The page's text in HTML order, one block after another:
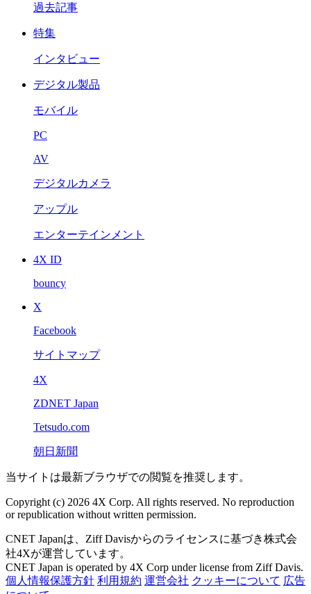
過去記事
特集
インタビュー
デジタル製品
モバイル
PC
AV
デジタルカメラ
アップル
エンターテインメント
4X ID
bouncy
X
Facebook
サイトマップ
4X
ZDNET Japan
Tetsudo.com
朝日新聞
当サイトは最新ブラウザでの閲覧を推奨します。
Copyright (c) 2026 4X Corp. All rights reserved. No reproduction
or republication without written permission.
CNET Japanは、Ziff Davisからのライセンスに基づき株式会
社4Xが運営しています。
CNET Japan is operated by 4X Corp under license from Ziff Davis.
個人情報保護方針 利用規約 運営会社 クッキーについて 広告